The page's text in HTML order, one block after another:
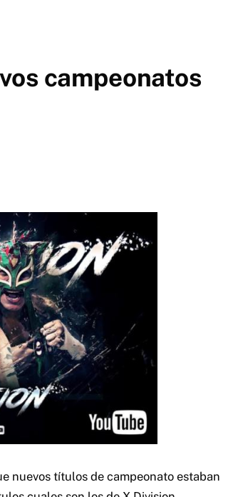
campeonatos
nuevos títulos de campeonato estaban